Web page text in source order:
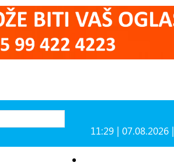
11:29 | 07.08.2026 |